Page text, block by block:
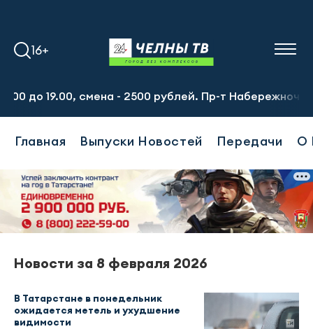
16+
19.00, смена - 2500 рублей. Пр-т
Главная Выпуски Новостей Передачи О
Новости за 8 февраля 2026
В Татарстане в понедельник
ожидается метель и ухудшение
видимости